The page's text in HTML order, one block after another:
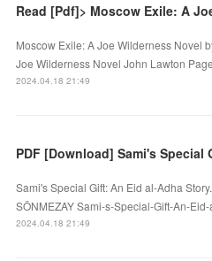
Moscow Exile: A Joe Wilderness Novel
Joe Wilderness Novel John Lawton
2024.04.18 21:49
Sami's Special Gift: An Eid al-Adha
SÖNMEZAY Sami-s-Special-Gift-An-
2024.04.18 21:49